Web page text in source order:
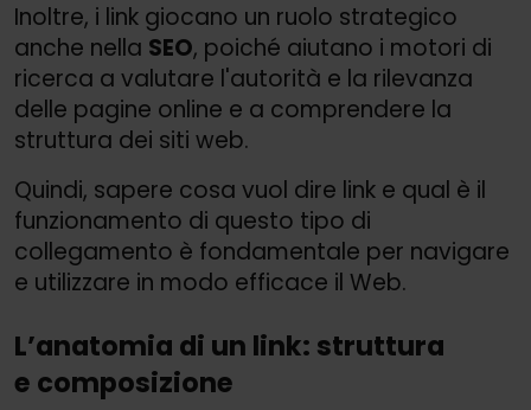
Inoltre, i link giocano un ruolo strategico
anche nella SEO, poiché aiutano i motori di
ricerca a valutare l'autorità e la rilevanza
delle pagine online e a comprendere la
struttura dei siti web.
Quindi, sapere cosa vuol dire link e qual è il
funzionamento di questo tipo di
collegamento è fondamentale per navigare
e utilizzare in modo efficace il Web.
L’anatomia di un link: struttura
e composizione